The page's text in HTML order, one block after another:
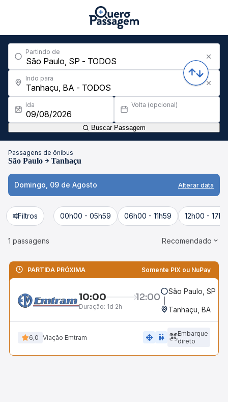
Partindo de
Indo para
Ida Volta (opcional)
Buscar Passagem
Passagens de ônibus
São Paulo Tanhaçu
Domingo, 09 de Agosto Alterar data
Filtros 00h00 - 05h59 06h00 - 11h59 12h00 -
1 passagens Recomendado
PARTIDA PRÓXIMA Somente PIX ou NuPay
10:00 12:00
Duração: 1d 2h
São Paulo, SP -
Tanhaçu, BA
6,0 Viação Emtram ac_unit wc
Embarque
direto